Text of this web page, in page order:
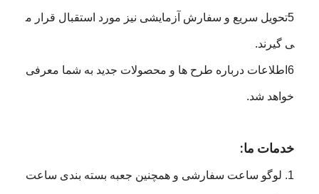
5تحویل سریع و سفارش آزمایشی نیز مورد استقبال قرار م
ی گیرند.
6اطلاعات درباره طرح ها و محصولات جدید به شما معرفی
خواهد شد.
خدمات ما:
1. لوگو ساعت سفارشی و همچنین جعبه بسته بندی ساعت